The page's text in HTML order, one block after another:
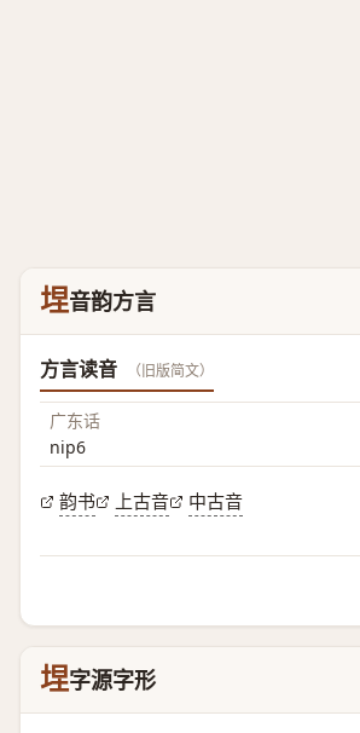
㘿音韵方言
方言读音 （旧版简文）
广东话
nip6
韵书 上古音 中古音
㘿字源字形